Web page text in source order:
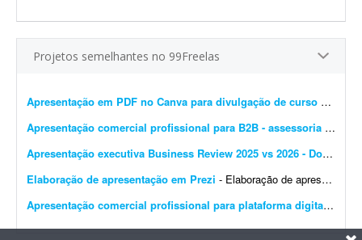
Projetos semelhantes no 99Freelas
Apresentação em PDF no Canva para divulgação de curso de estética
Apresentação comercial profissional para B2B - assessoria de marketplace
Apresentação executiva Business Review 2025 vs 2026 - Dolce & Gabbana
Elaboração de apresentação em Prezi - Elaboração de apresentação em Prezi. O que será disponibilizado para você? 1. Você terá acesso a um arquivo com os tópicos da apresenta...
Apresentação comercial profissional para plataforma digital
-